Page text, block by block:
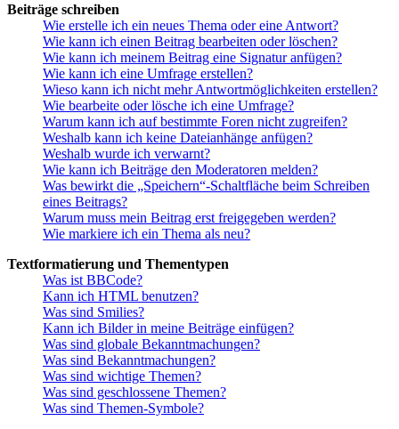
Beiträge schreiben
Wie erstelle ich ein neues Thema oder eine Antwort?
Wie kann ich einen Beitrag bearbeiten oder löschen?
Wie kann ich meinem Beitrag eine Signatur anfügen?
Wie kann ich eine Umfrage erstellen?
Wieso kann ich nicht mehr Antwortmöglichkeiten erstellen?
Wie bearbeite oder lösche ich eine Umfrage?
Warum kann ich auf bestimmte Foren nicht zugreifen?
Weshalb kann ich keine Dateianhänge anfügen?
Weshalb wurde ich verwarnt?
Wie kann ich Beiträge den Moderatoren melden?
Was bewirkt die „Speichern“-Schaltfläche beim Schreiben
eines Beitrags?
Warum muss mein Beitrag erst freigegeben werden?
Wie markiere ich ein Thema als neu?
Textformatierung und Thementypen
Was ist BBCode?
Kann ich HTML benutzen?
Was sind Smilies?
Kann ich Bilder in meine Beiträge einfügen?
Was sind globale Bekanntmachungen?
Was sind Bekanntmachungen?
Was sind wichtige Themen?
Was sind geschlossene Themen?
Was sind Themen-Symbole?